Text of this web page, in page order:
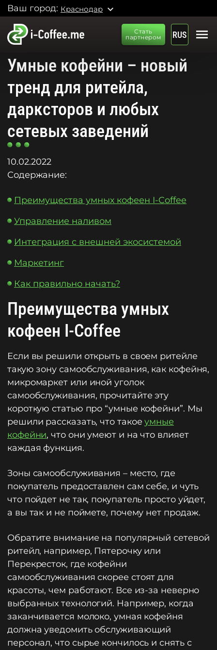
Ваш город: Краснодар expand_more
Стать
партнером
RUS menu
Умные кофейни – новый
тренд для ритейла,
дарксторов и любых
сетевых заведений
10.02.2022
Содержание:
Преимущества умных кофеен I-Coffee
Управление наливом
Интеграция с внешней экосистемой
Маркетинг
Как правильно начать?
Преимущества умных
кофеен I-Coffee
Если вы решили открыть в своем ритейле
такую зону самообслуживания, как кофейня,
микромаркет или иной уголок
самообслуживания, прочитайте эту
короткую статью про “умные кофейни”. Мы
решили рассказать, что такоеумные
кофейни, что они умеют и на что влияет
каждая функция.
Зоны самообслуживания – место, где
покупатель предоставлен сам себе, и чуть
что пойдет не так, покупатель просто уйдет,
а вы так и не поймете, почему нет продаж.
Обратите внимание на популярный сетевой
ритейл, например, Пятерочку или
Перекресток, где кофейни
самообслуживания скорее стоят для
красоты, чем работают. Все из-за неверно
выбранных технологий. Например, когда
заканчивается молоко, умная кофейня
должна уведомить обслуживающий
персонал, что сырье кончилось и снять с